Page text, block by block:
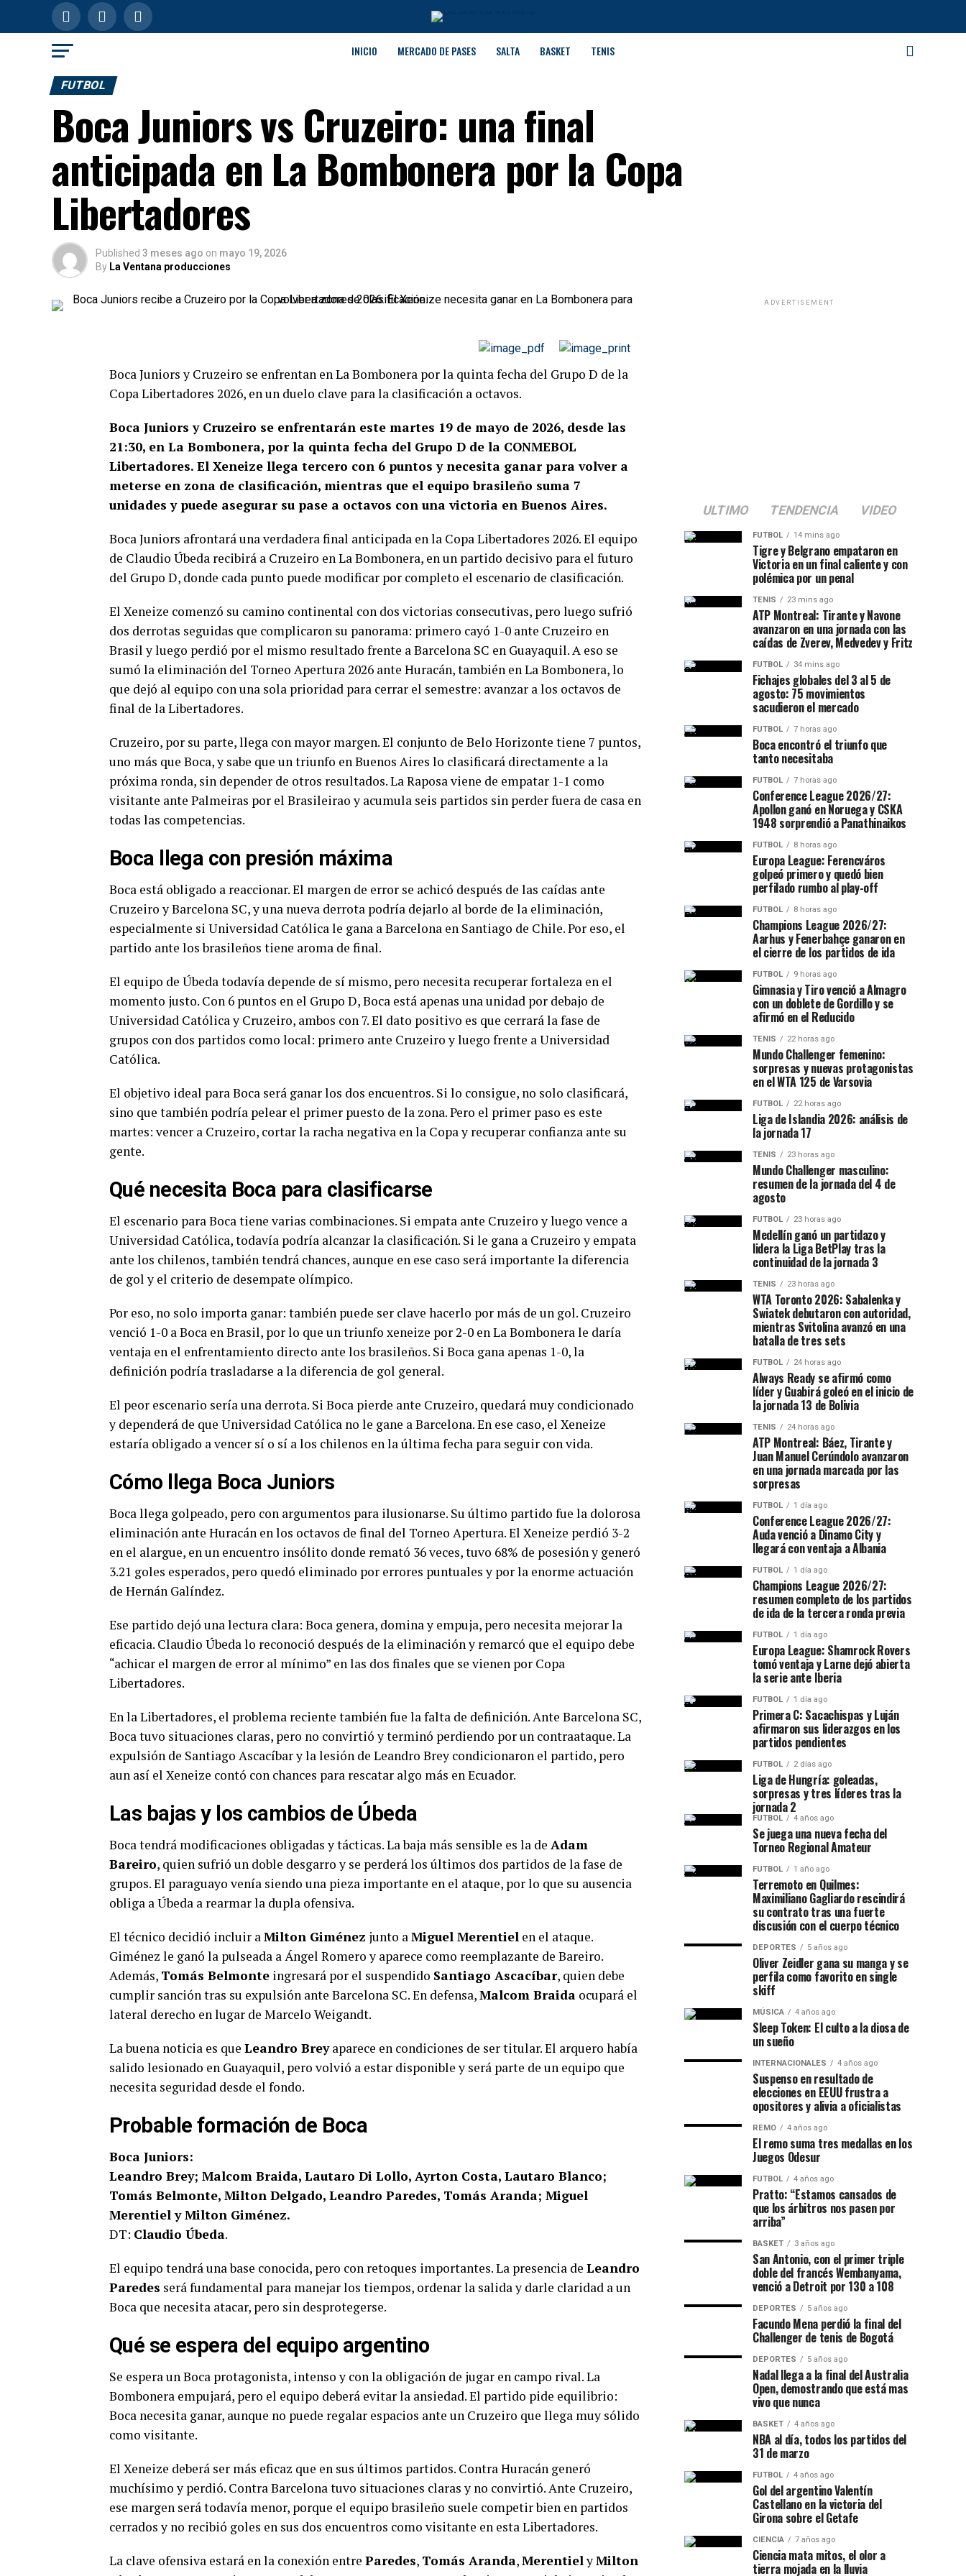
INICIO MERCADO DE PASES SALTA BASKET TENIS
FUTBOL
Boca Juniors vs Cruzeiro: una final
anticipada en La Bombonera por la Copa
Libertadores
Published 3 meses ago on mayo 19, 2026
By La Ventana producciones
Boca Juniors y Cruzeiro se enfrentan en La Bombonera por la quinta fecha del Grupo D de la
Copa Libertadores 2026, en un duelo clave para la clasificación a octavos.
Boca Juniors y Cruzeiro se enfrentarán este martes 19 de mayo de 2026, desde las
21:30, en La Bombonera, por la quinta fecha del Grupo D de la CONMEBOL
Libertadores. El Xeneize llega tercero con 6 puntos y necesita ganar para volver a
meterse en zona de clasificación, mientras que el equipo brasileño suma 7
unidades y puede asegurar su pase a octavos con una victoria en Buenos Aires.
Boca Juniors afrontará una verdadera final anticipada en la Copa Libertadores 2026. El equipo
de Claudio Úbeda recibirá a Cruzeiro en La Bombonera, en un partido decisivo para el futuro
del Grupo D, donde cada punto puede modificar por completo el escenario de clasificación.
El Xeneize comenzó su camino continental con dos victorias consecutivas, pero luego sufrió
dos derrotas seguidas que complicaron su panorama: primero cayó 1-0 ante Cruzeiro en
Brasil y luego perdió por el mismo resultado frente a Barcelona SC en Guayaquil. A eso se
sumó la eliminación del Torneo Apertura 2026 ante Huracán, también en La Bombonera, lo
que dejó al equipo con una sola prioridad para cerrar el semestre: avanzar a los octavos de
final de la Libertadores.
Cruzeiro, por su parte, llega con mayor margen. El conjunto de Belo Horizonte tiene 7 puntos,
uno más que Boca, y sabe que un triunfo en Buenos Aires lo clasificará directamente a la
próxima ronda, sin depender de otros resultados. La Raposa viene de empatar 1-1 como
visitante ante Palmeiras por el Brasileirao y acumula seis partidos sin perder fuera de casa en
todas las competencias.
Boca llega con presión máxima
Boca está obligado a reaccionar. El margen de error se achicó después de las caídas ante
Cruzeiro y Barcelona SC, y una nueva derrota podría dejarlo al borde de la eliminación,
especialmente si Universidad Católica le gana a Barcelona en Santiago de Chile. Por eso, el
partido ante los brasileños tiene aroma de final.
El equipo de Úbeda todavía depende de sí mismo, pero necesita recuperar fortaleza en el
momento justo. Con 6 puntos en el Grupo D, Boca está apenas una unidad por debajo de
Universidad Católica y Cruzeiro, ambos con 7. El dato positivo es que cerrará la fase de
grupos con dos partidos como local: primero ante Cruzeiro y luego frente a Universidad
Católica.
El objetivo ideal para Boca será ganar los dos encuentros. Si lo consigue, no solo clasificará,
sino que también podría pelear el primer puesto de la zona. Pero el primer paso es este
martes: vencer a Cruzeiro, cortar la racha negativa en la Copa y recuperar confianza ante su
gente.
Qué necesita Boca para clasificarse
El escenario para Boca tiene varias combinaciones. Si empata ante Cruzeiro y luego vence a
Universidad Católica, todavía podría alcanzar la clasificación. Si le gana a Cruzeiro y empata
ante los chilenos, también tendrá chances, aunque en ese caso será importante la diferencia
de gol y el criterio de desempate olímpico.
Por eso, no solo importa ganar: también puede ser clave hacerlo por más de un gol. Cruzeiro
venció 1-0 a Boca en Brasil, por lo que un triunfo xeneize por 2-0 en La Bombonera le daría
ventaja en el enfrentamiento directo ante los brasileños. Si Boca gana apenas 1-0, la
definición podría trasladarse a la diferencia de gol general.
El peor escenario sería una derrota. Si Boca pierde ante Cruzeiro, quedará muy condicionado
y dependerá de que Universidad Católica no le gane a Barcelona. En ese caso, el Xeneize
estaría obligado a vencer sí o sí a los chilenos en la última fecha para seguir con vida.
Cómo llega Boca Juniors
Boca llega golpeado, pero con argumentos para ilusionarse. Su último partido fue la dolorosa
eliminación ante Huracán en los octavos de final del Torneo Apertura. El Xeneize perdió 3-2
en el alargue, en un encuentro insólito donde remató 36 veces, tuvo 68% de posesión y generó
3.21 goles esperados, pero quedó eliminado por errores puntuales y por la enorme actuación
de Hernán Galíndez.
Ese partido dejó una lectura clara: Boca genera, domina y empuja, pero necesita mejorar la
eficacia. Claudio Úbeda lo reconoció después de la eliminación y remarcó que el equipo debe
“achicar el margen de error al mínimo” en las dos finales que se vienen por Copa
Libertadores.
En la Libertadores, el problema reciente también fue la falta de definición. Ante Barcelona SC,
Boca tuvo situaciones claras, pero no convirtió y terminó perdiendo por un contraataque. La
expulsión de Santiago Ascacíbar y la lesión de Leandro Brey condicionaron el partido, pero
aun así el Xeneize contó con chances para rescatar algo más en Ecuador.
Las bajas y los cambios de Úbeda
Boca tendrá modificaciones obligadas y tácticas. La baja más sensible es la de Adam
Bareiro, quien sufrió un doble desgarro y se perderá los últimos dos partidos de la fase de
grupos. El paraguayo venía siendo una pieza importante en el ataque, por lo que su ausencia
obliga a Úbeda a rearmar la dupla ofensiva.
El técnico decidió incluir aMilton Giménez junto aMiguel Merentiel en el ataque.
Giménez le ganó la pulseada a Ángel Romero y aparece como reemplazante de Bareiro.
Además, Tomás Belmonte ingresará por el suspendido Santiago Ascacíbar, quien debe
cumplir sanción tras su expulsión ante Barcelona SC. En defensa,Malcom Braida ocupará el
lateral derecho en lugar de Marcelo Weigandt.
La buena noticia es que Leandro Breyaparece en condiciones de ser titular. El arquero había
salido lesionado en Guayaquil, pero volvió a estar disponible y será parte de un equipo que
necesita seguridad desde el fondo.
Probable formación de Boca
Boca Juniors:
Leandro Brey; Malcom Braida, Lautaro Di Lollo, Ayrton Costa, Lautaro Blanco;
Tomás Belmonte, Milton Delgado, Leandro Paredes, Tomás Aranda; Miguel
Merentiel y Milton Giménez.
DT: Claudio Úbeda.
El equipo tendrá una base conocida, pero con retoques importantes. La presencia de Leandro
Paredes será fundamental para manejar los tiempos, ordenar la salida y darle claridad a un
Boca que necesita atacar, pero sin desprotegerse.
Qué se espera del equipo argentino
Se espera un Boca protagonista, intenso y con la obligación de jugar en campo rival. La
Bombonera empujará, pero el equipo deberá evitar la ansiedad. El partido pide equilibrio:
Boca necesita ganar, aunque no puede regalar espacios ante un Cruzeiro que llega muy sólido
como visitante.
El Xeneize deberá ser más eficaz que en sus últimos partidos. Contra Huracán generó
muchísimo y perdió. Contra Barcelona tuvo situaciones claras y no convirtió. Ante Cruzeiro,
ese margen será todavía menor, porque el equipo brasileño suele competir bien en partidos
cerrados y no recibió goles en sus dos encuentros como visitante en esta Libertadores.
La clave ofensiva estará en la conexión entre Paredes, Tomás Aranda,MerentielyMilton
ADVERTISEMENT
ULTIMO TENDENCIA VIDEO
FUTBOL 14 mins ago
Tigre y Belgrano empataron en
Victoria en un final caliente y con
polémica por un penal
TENIS 23 mins ago
ATP Montreal: Tirante y Navone
avanzaron en una jornada con las
caídas de Zverev, Medvedev y Fritz
FUTBOL 34 mins ago
Fichajes globales del 3 al 5 de
agosto: 75 movimientos
sacudieron el mercado
FUTBOL 7 horas ago
Boca encontró el triunfo que
tanto necesitaba
FUTBOL 7 horas ago
Conference League 2026/27:
Apollon ganó en Noruega y CSKA
1948 sorprendió a Panathinaikos
FUTBOL 8 horas ago
Europa League: Ferencváros
golpeó primero y quedó bien
perfilado rumbo al play-off
FUTBOL 8 horas ago
Champions League 2026/27:
Aarhus y Fenerbahçe ganaron en
el cierre de los partidos de ida
FUTBOL 9 horas ago
Gimnasia y Tiro venció a Almagro
con un doblete de Gordillo y se
afirmó en el Reducido
TENIS 22 horas ago
Mundo Challenger femenino:
sorpresas y nuevas protagonistas
en el WTA 125 de Varsovia
FUTBOL 22 horas ago
Liga de Islandia 2026: análisis de
la jornada 17
TENIS 23 horas ago
Mundo Challenger masculino:
resumen de la jornada del 4 de
agosto
FUTBOL 23 horas ago
Medellín ganó un partidazo y
lidera la Liga BetPlay tras la
continuidad de la jornada 3
TENIS 23 horas ago
WTA Toronto 2026: Sabalenka y
Swiatek debutaron con autoridad,
mientras Svitolina avanzó en una
batalla de tres sets
FUTBOL 24 horas ago
Always Ready se afirmó como
líder y Guabirá goleó en el inicio de
la jornada 13 de Bolivia
TENIS 24 horas ago
ATP Montreal: Báez, Tirante y
Juan Manuel Cerúndolo avanzaron
en una jornada marcada por las
sorpresas
FUTBOL 1 día ago
Conference League 2026/27:
Auda venció a Dinamo City y
llegará con ventaja a Albania
FUTBOL 1 día ago
Champions League 2026/27:
resumen completo de los partidos
de ida de la tercera ronda previa
FUTBOL 1 día ago
Europa League: Shamrock Rovers
tomó ventaja y Larne dejó abierta
la serie ante Iberia
FUTBOL 1 día ago
Primera C: Sacachispas y Luján
afirmaron sus liderazgos en los
partidos pendientes
FUTBOL 2 días ago
Liga de Hungría: goleadas,
sorpresas y tres líderes tras la
jornada 2
FUTBOL 4 años ago
Se juega una nueva fecha del
Torneo Regional Amateur
FUTBOL 1 año ago
Terremoto en Quilmes:
Maximiliano Gagliardo rescindirá
su contrato tras una fuerte
discusión con el cuerpo técnico
DEPORTES 5 años ago
Oliver Zeidler gana su manga y se
perfila como favorito en single
skiff
MÚSICA 4 años ago
Sleep Token: El culto a la diosa de
un sueño
INTERNACIONALES 4 años ago
Suspenso en resultado de
elecciones en EEUU frustra a
opositores y alivia a oficialistas
REMO 4 años ago
El remo suma tres medallas en los
Juegos Odesur
FUTBOL 4 años ago
Pratto: “Estamos cansados de
que los árbitros nos pasen por
arriba”
BASKET 3 años ago
San Antonio, con el primer triple
doble del francés Wembanyama,
venció a Detroit por 130 a 108
DEPORTES 5 años ago
Facundo Mena perdió la final del
Challenger de tenis de Bogotá
DEPORTES 5 años ago
Nadal llega a la final del Australia
Open, demostrando que está mas
vivo que nunca
BASKET 4 años ago
NBA al día, todos los partidos del
31 de marzo
FUTBOL 4 años ago
Gol del argentino Valentín
Castellano en la victoria del
Girona sobre el Getafe
CIENCIA 7 años ago
Ciencia mata mitos, el olor a
tierra mojada en la lluvia